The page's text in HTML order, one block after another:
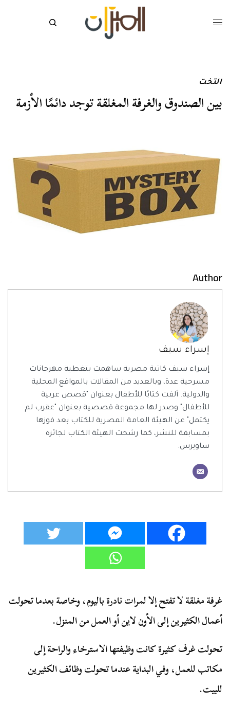
التخت
بين الصندوق والغرفة المغلقة توجد دائمًا الأزمة
Author
إسراء سيف
إسراء سيف كاتبة مصرية ساهمت بتغطية مهرجانات
مسرحية عدة، وبالعديد من المقالات بالمواقع المحلية
والدولية. ألفت كتابًا للأطفال بعنوان "قصص عربية
للأطفال" وصدر لها مجموعة قصصية بعنوان "عقرب لم
يكتمل" عن الهيئة العامة المصرية للكتاب بعد فوزها
بمسابقة للنشر، كما رشحت الهيئة الكتاب لجائزة
ساويرس.
غرفة مغلقة لا تفتح إلا لمرات نادرة باليوم، وخاصة بعدما تحولت
أعمال الكثيرين إلى الأون لاين أو العمل من المنزل.
تحولت غرف كثيرة كانت وظيفتها الاسترخاء والراحة إلى
مكاتب للعمل، وفي البداية عندما تحولت وظائف الكثيرين
للبيت.